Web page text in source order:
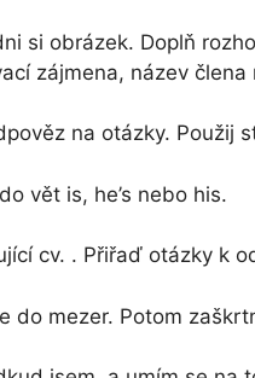
si obrázek. Doplň
zájmena, název člena
na otázky. Použij
vět is, he’s nebo his.
cv. . Přiřaď otázky k
do mezer. Potom